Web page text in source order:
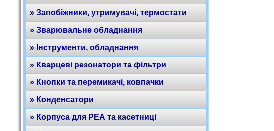
» Запобіжники, утримувачі, термостати
» Зварювальне обладнання
» Інструменти, обладнання
» Кварцеві резонатори та фільтри
» Кнопки та перемикачі, ковпачки
» Конденсатори
» Корпуса для РЕА та касетниці